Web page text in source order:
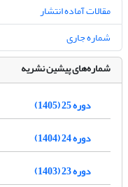
مقالات آماده انتشار
شماره جاری
شماره‌های پیشین نشریه
دوره 25 (1405)
دوره 24 (1404)
دوره 23 (1403)